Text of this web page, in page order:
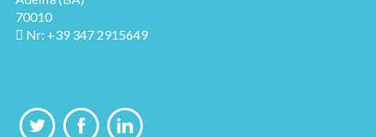
70010
Nr: +39 347 2915649